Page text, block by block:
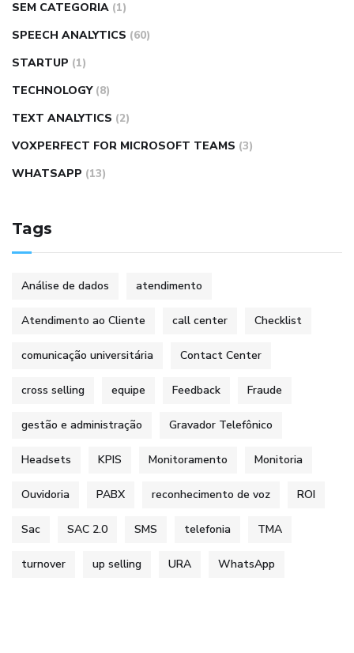
SEM CATEGORIA (1)
SPEECH ANALYTICS (60)
STARTUP (1)
TECHNOLOGY (8)
TEXT ANALYTICS (2)
VOXPERFECT FOR MICROSOFT TEAMS (3)
WHATSAPP (13)
Tags
Análise de dados atendimento
Atendimento ao Cliente call center Checklist
comunicação universitária Contact Center
cross selling equipe Feedback Fraude
gestão e administração Gravador Telefônico
Headsets KPIS Monitoramento Monitoria
Ouvidoria PABX reconhecimento de voz ROI
Sac SAC 2.0 SMS telefonia TMA
turnover up selling URA WhatsApp